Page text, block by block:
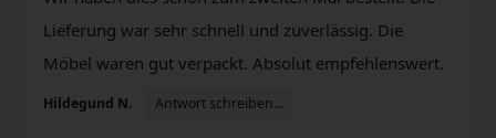
Lieferung war sehr schnell und zuverlässig. Die
Möbel waren gut verpackt. Absolut empfehlenswert.
Hildegund N. Antwort schreiben...